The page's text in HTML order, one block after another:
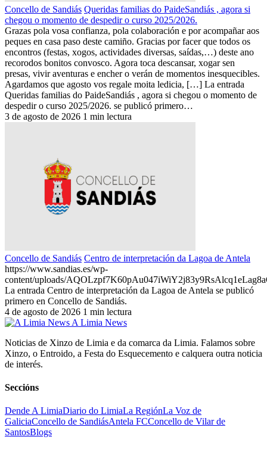
Concello de Sandiás Queridas familias do PaideSandiás , agora si
chegou o momento de despedir o curso 2025/2026.
Grazas pola vosa confianza, pola colaboración e por acompañar aos
peques en casa paso deste camiño. Gracias por facer que todos os
encontros (festas, xogos, actividades diversas, saídas,…) deste ano
recorodos bonitos convosco. Agora toca descansar, xogar sen
presas, vivir aventuras e encher o verán de momentos inesquecibles.
Agardamos que agosto vos regale moita ledicia, […] La entrada
Queridas familias do PaideSandiás , agora si chegou o momento de
despedir o curso 2025/2026. se publicó primero…
3 de agosto de 2026 1 min lectura
Concello de Sandiás Centro de interpretación da Lagoa de Antela
https://www.sandias.es/wp-
content/uploads/
La entrada Centro de interpretación da Lagoa de Antela se publicó
primero en Concello de Sandiás.
4 de agosto de 2026 1 min lectura
A Limia News
Noticias de Xinzo de Limia e da comarca da Limia. Falamos sobre
Xinzo, o Entroido, a Festa do Esquecemento e calquera outra noticia
de interés.
Seccións
Dende A LimiaDiario do LimiaLa RegiónLa Voz de
GaliciaConcello de SandiásAntela FCConcello de Vilar de
SantosBlogs